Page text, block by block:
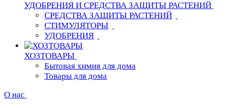
УДОБРЕНИЯ И СРЕДСТВА ЗАЩИТЫ РАСТЕНИЙ
СРЕДСТВА ЗАЩИТЫ РАСТЕНИЙ
СТИМУЛЯТОРЫ
УДОБРЕНИЯ
ХОЗТОВАРЫ
Бытовая химия для дома
Товары для дома
О нас